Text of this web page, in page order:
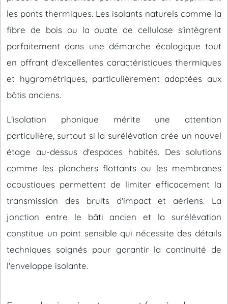
les ponts thermiques. Les isolants naturels comme la
fibre de bois ou la ouate de cellulose s'intègrent
parfaitement dans une démarche écologique tout
en offrant d'excellentes caractéristiques thermiques
et hygrométriques, particulièrement adaptées aux
bâtis anciens.
L'isolation phonique mérite une attention
particulière, surtout si la surélévation crée un nouvel
étage au-dessus d'espaces habités. Des solutions
comme les planchers flottants ou les membranes
acoustiques permettent de limiter efficacement la
transmission des bruits d'impact et aériens. La
jonction entre le bâti ancien et la surélévation
constitue un point sensible qui nécessite des détails
techniques soignés pour garantir la continuité de
l'enveloppe isolante.